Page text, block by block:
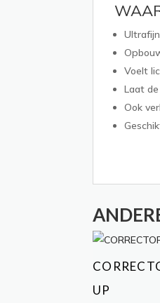
Voelt
Laat
Ook
UP